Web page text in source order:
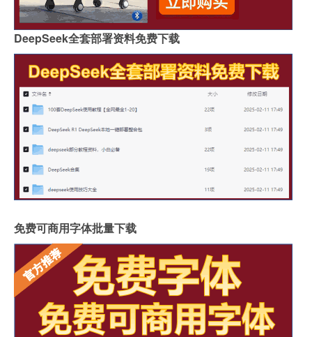
DeepSeek全套部署资料免费下载
免费可商用字体批量下载